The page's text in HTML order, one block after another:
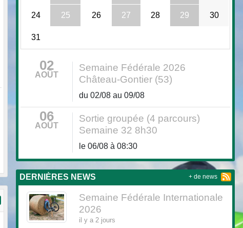
24 25 26 27 28 29 30
31
02
AOÛT
Semaine Fédérale 2026
Château-Gontier (53)
du 02/08 au 09/08
06
AOÛT
Sortie groupée (4 parcours)
Semaine 32 8h30
le 06/08 à 08:30
DERNIÈRES NEWS
Semaine Fédérale Internationale
2026
il y a 2 jours
+ de news